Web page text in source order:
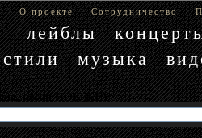
О проекте Сотрудничество
лейблы
стили
музыка
песни HOK-KEY